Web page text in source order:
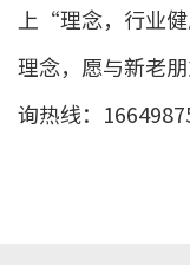
上“理念，行业
理念，愿与新老
询热线：